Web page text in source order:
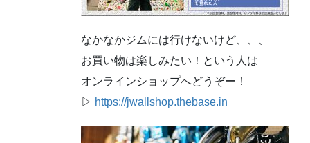
なかなかジムには行けないけど、、、
お買い物は楽しみたい！という人は
オンラインショップへどうぞー！
▷ https://jwallshop.thebase.in